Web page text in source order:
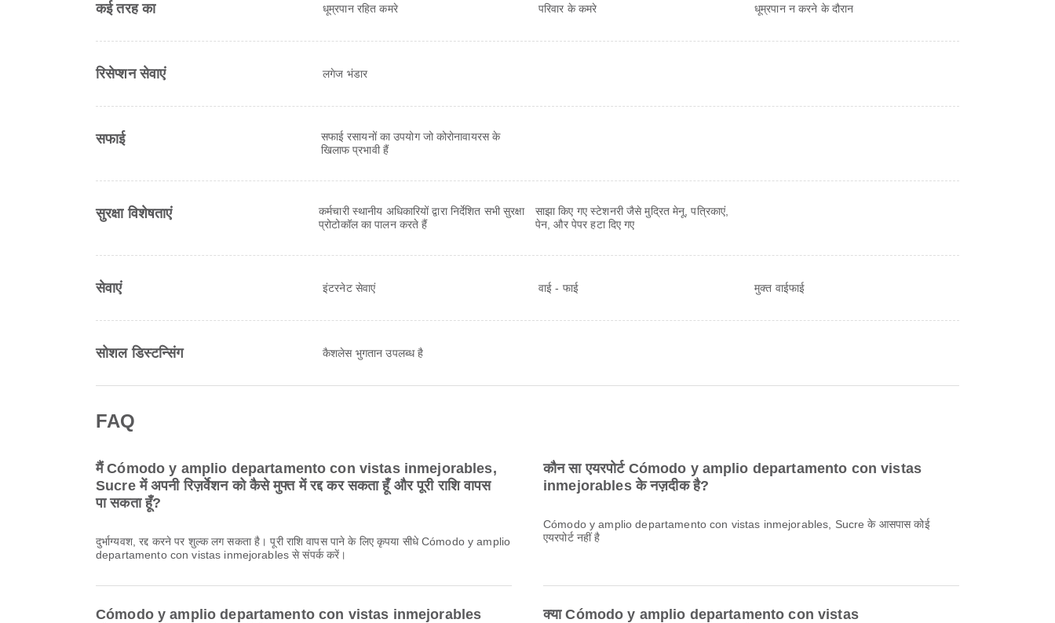
कई तरह का धूम्रपान रहित कमरे परिवार के कमरे धूम्रपान न करने के दौरान
रिसेप्शन सेवाएं लगेज भंडार
सफाई
सफाई रसायनों का उपयोग जो कोरोनावायरस के
खिलाफ प्रभावी हैं
सुरक्षा विशेषताएं
कर्मचारी स्थानीय अधिकारियों द्वारा निर्देशित सभी सुरक्षा
प्रोटोकॉल का पालन करते हैं
साझा किए गए स्टेशनरी जैसे मुद्रित मेनू, पत्रिकाएं,
पेन, और पेपर हटा दिए गए
सेवाएं इंटरनेट सेवाएं वाई - फाई मुक्त वाईफाई
सोशल डिस्टन्सिंग कैशलेस भुगतान उपलब्ध है
FAQ
मैं Cómodo y amplio departamento con vistas inmejorables,
Sucre में अपनी रिज़र्वेशन को कैसे मुफ्त में रद्द कर सकता हूँ और पूरी राशि वापस
पा सकता हूँ?
दुर्भाग्यवश, रद्द करने पर शुल्क लग सकता है। पूरी राशि वापस पाने के लिए कृपया सीधे Cómodo y amplio
departamento con vistas inmejorables से संपर्क करें।
कौन सा एयरपोर्ट Cómodo y amplio departamento con vistas
inmejorables के नज़दीक है?
Cómodo y amplio departamento con vistas inmejorables, Sucre के आसपास कोई
एयरपोर्ट नहीं है
Cómodo y amplio departamento con vistas inmejorables
क्या Cómodo y amplio departamento con vistas